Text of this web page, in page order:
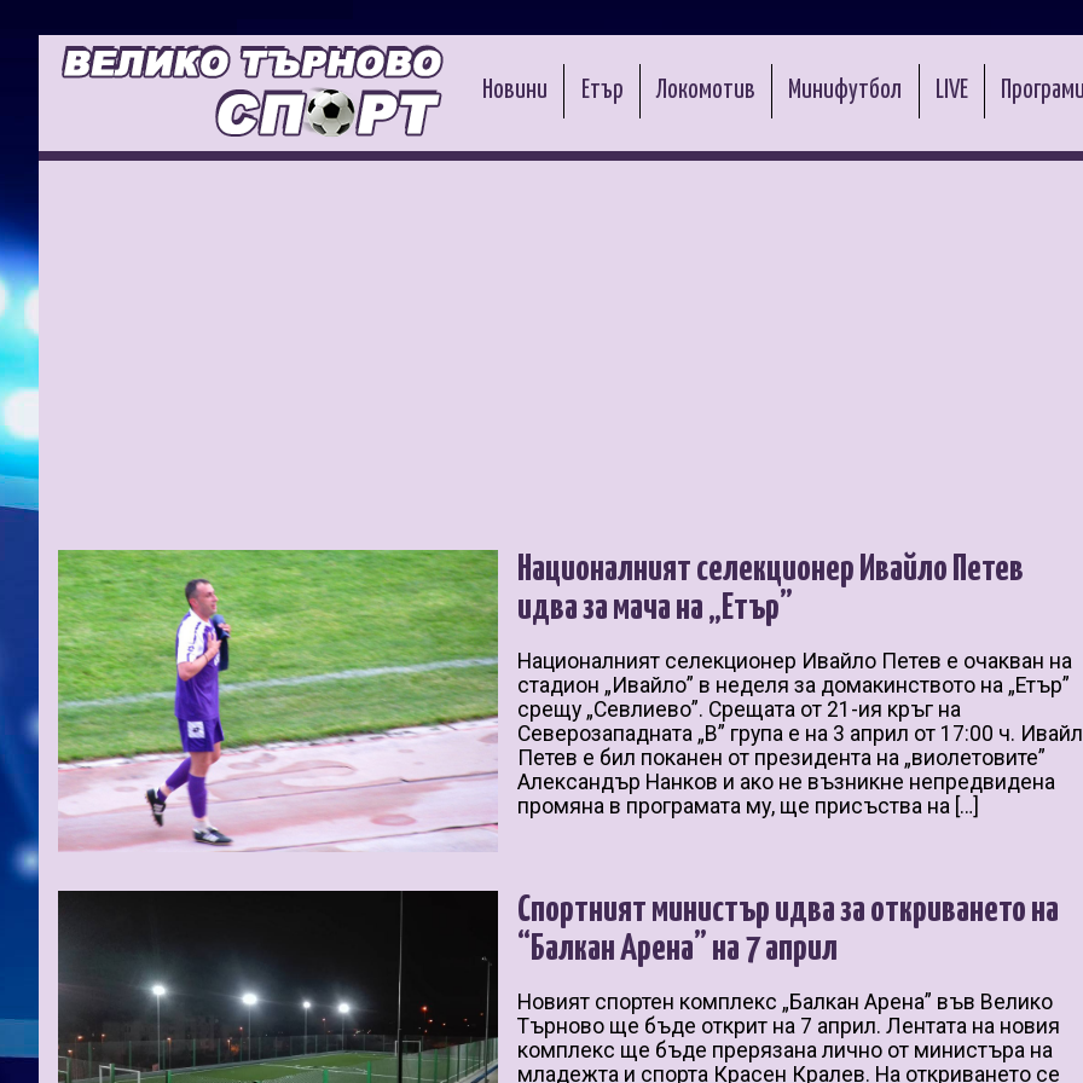
Новини Етър Локомотив Минифутбол LIVE
Националният селекционер Ивайло Петев
идва за мача на „Етър”
Националният селекционер Ивайло Петев е очакван на
стадион „Ивайло” в неделя за домакинството на „Етър”
срещу „Севлиево”. Срещата от 21-ия кръг на
Северозападната „В” група е на 3 април от 17:00 ч.
Петев е бил поканен от президента на „виолетовите”
Александър Нанков и ако не възникне непредвидена
промяна в програмата му, ще присъства на […]
Спортният министър идва за откриването на
“Балкан Арена” на 7 април
Новият спортен комплекс „Балкан Арена” във Велико
Търново ще бъде открит на 7 април. Лентата на новия
комплекс ще бъде прерязана лично от министъра на
младежта и спорта Красен Кралев. На откриването се